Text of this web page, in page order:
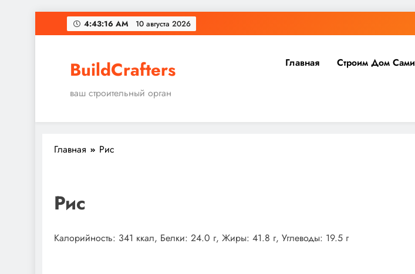
Перейти
к
4:43:16 AM 10 августа 2026
BuildCrafters
ваш строительный орган
Главная Строим Дом Сами
Главная Рис
Рис
Калорийность: 341 ккал, Белки: 24.0 г, Жиры: 41.8 г, Углеводы: 19.5 г